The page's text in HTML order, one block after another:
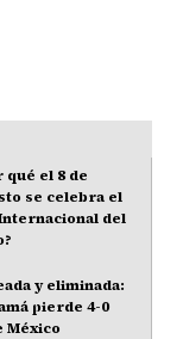
qué el 8 de
se celebra el
del
y eliminada:
pierde 4-0
México